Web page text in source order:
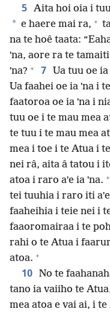
5 Aita hoi oia i
* e haere mai ra, +
na te hoê taata:
ˈna, aore ra te
ˈna? + 7
Ua tuu oe
Ua faahei oe ia ˈna i
faatoroa oe ia ˈna i
tuu oe i te mau mea
te tuu i te mau mea
mea i toe i te Atua i
nei râ, aita â tatou i
atoa i raro aˈe ia ˈna. +
tei tuuhia i raro iti
faaheihia i teie nei i
faaoromairaa i te
rahi o te Atua i
atoa. +
10 No te
tano ia vaiiho te
mea atoa e vai ai, i